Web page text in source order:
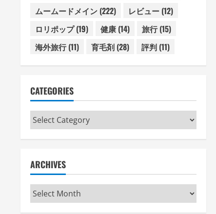
ムームードメイン(222) レビュー(12)
ロリポップ(19) 健康(14) 旅行(15)
海外旅行(11) 育毛剤(28) 評判(11)
CATEGORIES
Categories
ARCHIVES
Archives